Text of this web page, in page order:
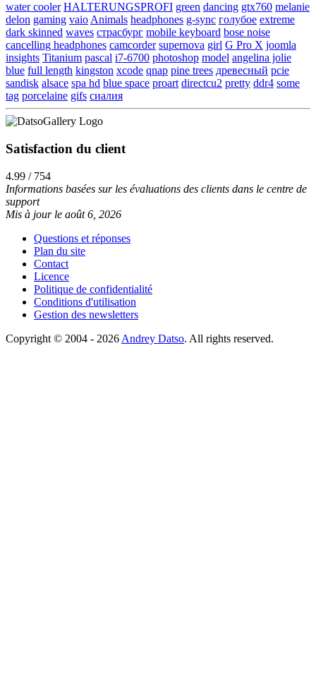
water cooler HALTERUNGSPROFI green dancing gtx760 melanie
delon gaming vaio Animals headphones g-sync голубое extreme
dark skinned waves страсбург mobile keyboard bose noise
cancelling headphones camcorder supernova girl G Pro X joomla
insights Titanium pascal i7-6700 photoshop model angelina jolie
blue full length kingston xcode qnap pine trees древесный pcie
sandisk alsace spa hd blue space proart directcu2 pretty ddr4 some
tag porcelaine gifs сиалия
Satisfaction du client
4.99 / 754
Informations basées sur les évaluations des clients dans le centre de
support
Mis à jour le août 6, 2026
Questions et réponses
Plan du site
Contact
Licence
Politique de confidentialité
Conditions d'utilisation
Gestion des newsletters
Copyright © 2004 - 2026 Andrey Datso. All rights reserved.